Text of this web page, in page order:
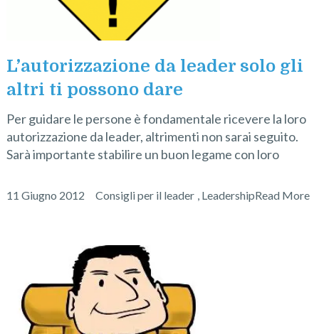
L’autorizzazione da leader solo gli
altri ti possono dare
Per guidare le persone è fondamentale ricevere la loro
autorizzazione da leader, altrimenti non sarai seguito.
Sarà importante stabilire un buon legame con loro
11 Giugno 2012 Consigli per il leader LeadershipRead More